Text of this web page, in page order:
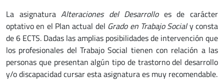
La asignaturaAlteraciones del Desarrollo es de carácter
optativo en el Plan actual del Grado en Trabajo Socialy consta
de 6 ECTS. Dadas las amplias posibilidades de intervención que
los profesionales del Trabajo Social tienen con relación a las
personas que presentan algún tipo de trastorno del desarrollo
y/o discapacidad cursar esta asignatura es muy recomendable.